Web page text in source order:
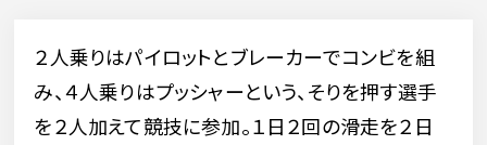
２人乗りはパイロットとブレーカーでコンビを組
み、４人乗りはプッシャーという、そりを押す選手
を２人加えて競技に参加。１日２回の滑走を２日